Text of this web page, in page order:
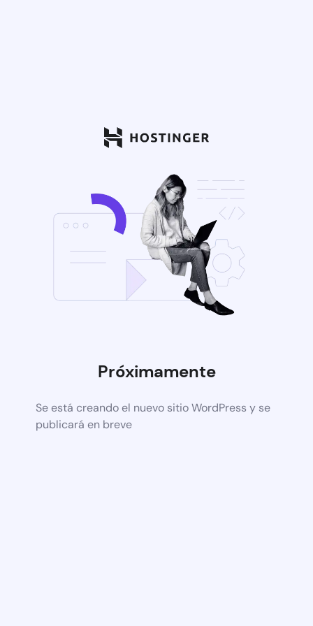
Próximamente
Se está creando el nuevo sitio WordPress y se
publicará en breve